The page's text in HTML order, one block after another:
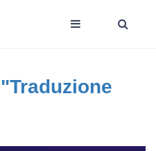
"traduzione